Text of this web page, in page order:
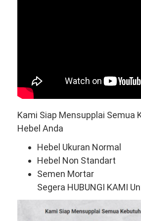
Kami Siap Mensupplai Semua
Hebel Anda
Hebel Ukuran Normal
Hebel Non Standart
Semen Mortar
Segera HUBUNGI KAMI